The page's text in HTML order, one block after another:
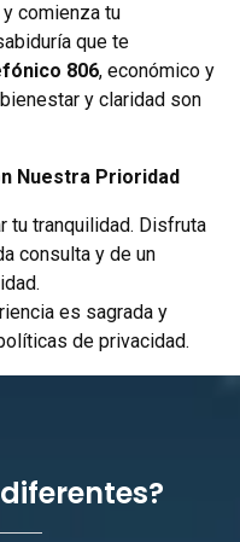
y comienza tu
que te
806, económico y
y claridad son
Nuestra Prioridad
tu tranquilidad. Disfruta
consulta y de un
es sagrada y
de privacidad.